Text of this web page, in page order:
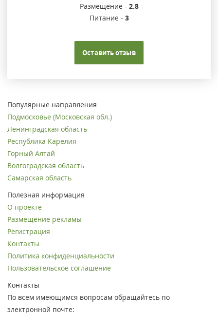
Размещение - 2.8
Питание - 3
Оставить отзыв
Популярные направления
Подмосковье (Московская обл.)
Ленинградская область
Республика Карелия
Горный Алтай
Волгоградская область
Самарская область
Полезная информация
О проекте
Размещение рекламы
Регистрация
Контакты
Политика конфиденциальности
Пользовательское соглашение
Контакты
По всем имеющимся вопросам обращайтесь по
электронной почте: